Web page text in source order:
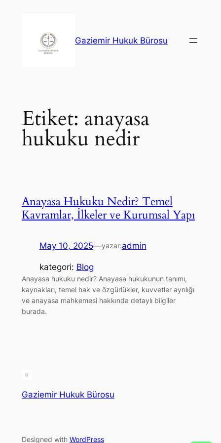
Gaziemir Hukuk Bürosu
Etiket: anayasa
hukuku nedir
Anayasa Hukuku Nedir? Temel
Kavramlar, İlkeler ve Kurumsal Yapı
May 10, 2025—yazar:admin
kategori: Blog
Anayasa hukuku nedir? Anayasa hukukunun tanımı,
kaynakları, temel hak ve özgürlükler, kuvvetler ayrılığı
ve anayasa mahkemesi hakkında detaylı bilgiler
burada.
Gaziemir Hukuk Bürosu
Designed with WordPress